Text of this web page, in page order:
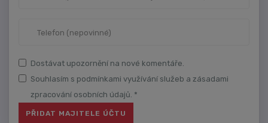
Dostávat upozornění na nové komentáře.
Souhlasím s podmínkami využívání služeb a zásadami
zpracování osobních údajů. *